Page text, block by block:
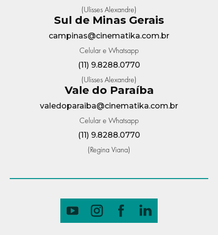
(Ulisses Alexandre)
Sul de Minas Gerais
campinas@cinematika.com.br
Celular e Whatsapp
(11) 9.8288.0770
(Ulisses Alexandre)
Vale do Paraíba
valedoparaiba@cinematika.com.br
Celular e Whatsapp
(11) 9.8288.0770
(Regina Viana)